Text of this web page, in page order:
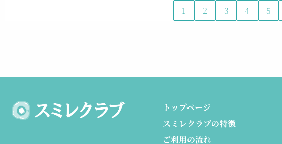
1 2 3 4 5
トップページ
スミレクラブの特徴
ご利用の流れ